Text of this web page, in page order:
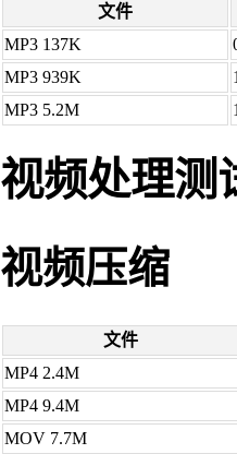
文件
MP3 137K
MP3 939K
MP3 5.2M
视频处理测
视频压缩
文件
MP4 2.4M
MP4 9.4M
MOV 7.7M